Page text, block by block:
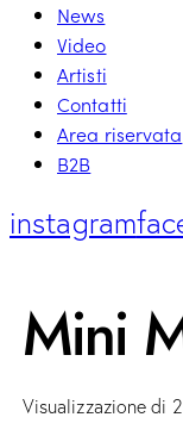
News
Video
Artisti
Contatti
Area riservata
B2B
instagram
Mini
Visualizzazione di